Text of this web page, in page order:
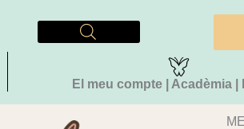
El meu compte | Acadèmia |